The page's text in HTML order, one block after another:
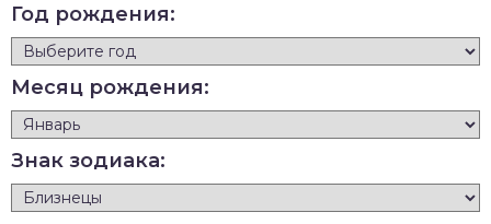
Год рождения:
Месяц рождения:
Знак зодиака: